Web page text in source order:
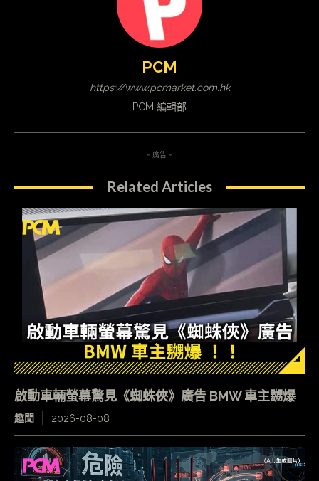
PCM
https://www.pcmarket.com.hk
PCM 編輯部
- 廣告 -
Related Articles
啟動車輛螢幕驚見《蜘蛛俠》廣告 BMW 車主嬲爆
趣聞 2026-08-08